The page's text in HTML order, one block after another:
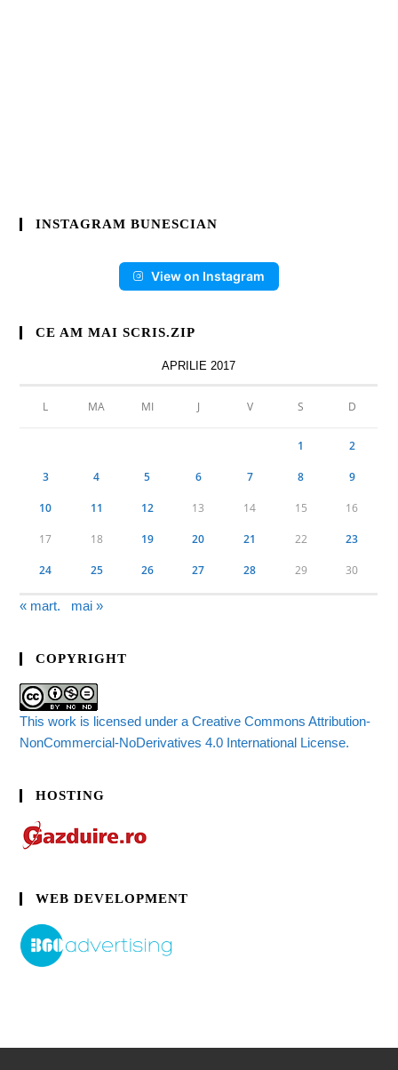
INSTAGRAM BUNESCIAN
View on Instagram
CE AM MAI SCRIS.ZIP
APRILIE 2017
L MA MI J V S D
1 2
3 4 5 6 7 8 9
10 11 12 13 14 15 16
17 18 19 20 21 22 23
24 25 26 27 28 29 30
« mart. mai »
COPYRIGHT
This work is licensed under a Creative Commons Attribution-
NonCommercial-NoDerivatives 4.0 International License.
HOSTING
WEB DEVELOPMENT